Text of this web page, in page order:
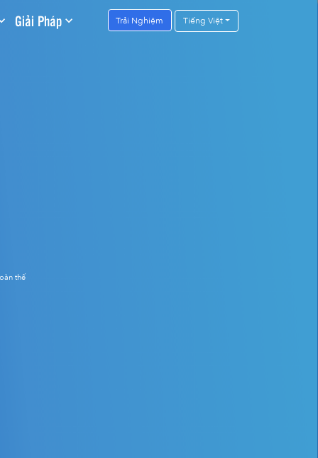
Giải Pháp Trải Nghiệm Tiếng Việt
thế